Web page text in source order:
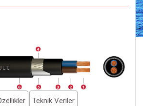
Teknik Veriler